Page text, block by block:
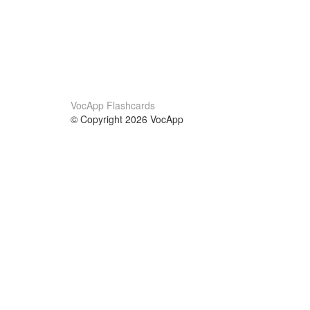
VocApp Flashcards
© Copyright 2026 VocApp